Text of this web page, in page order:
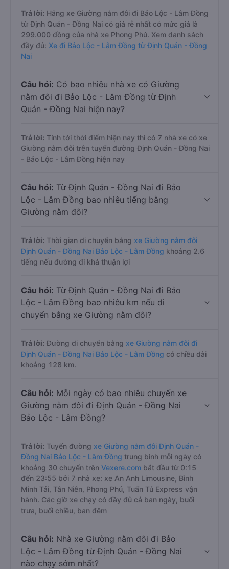
Trả lời: Hãng xe Giường nằm đôi đi Bảo Lộc - Lâm Đồng
từ Định Quán - Đồng Nai có giá rẻ nhất có mức giá là
299.000 đồng của nhà xe Phong Phú. Xem danh sách
đầy đủ: Xe đi Bảo Lộc - Lâm Đồng từ Định Quán - Đồng
Nai
Câu hỏi: Có bao nhiêu nhà xe có Giường
nằm đôi đi Bảo Lộc - Lâm Đồng từ Định
Quán - Đồng Nai hiện nay?
Trả lời: Tính tới thời điểm hiện nay thì có 7 nhà xe có xe
Giường nằm đôi trên tuyến đường Định Quán - Đồng Nai
- Bảo Lộc - Lâm Đồng hiện nay
Câu hỏi: Từ Định Quán - Đồng Nai đi Bảo
Lộc - Lâm Đồng bao nhiêu tiếng bằng
Giường nằm đôi?
Trả lời: Thời gian di chuyển bằng xe Giường nằm đôi
Định Quán - Đồng Nai Bảo Lộc - Lâm Đồng khoảng 2.6
tiếng nếu đường đi khá thuận lợi
Câu hỏi: Từ Định Quán - Đồng Nai đi Bảo
Lộc - Lâm Đồng bao nhiêu km nếu di
chuyển bằng xe Giường nằm đôi?
Trả lời: Đường di chuyển bằng xe Giường nằm đôi đi
Định Quán - Đồng Nai Bảo Lộc - Lâm Đồng có chiều dài
khoảng 128 km.
Câu hỏi: Mỗi ngày có bao nhiêu chuyến xe
Giường nằm đôi đi Định Quán - Đồng Nai
Bảo Lộc - Lâm Đồng?
Trả lời: Tuyến đường xe Giường nằm đôi Định Quán -
Đồng Nai Bảo Lộc - Lâm Đồng trung bình mỗi ngày có
khoảng 30 chuyến trên Vexere.com bắt đầu từ 0:15
đến 23:55 bởi 7 nhà xe: xe An Anh Limousine, Bình
Minh Tải, Tân Niên, Phong Phú, Tuấn Tú Express vận
hành. Các giờ xe chạy có đầy đủ cả ban ngày, buổi
trưa, buổi chiều, ban đêm
Câu hỏi: Nhà xe Giường nằm đôi đi Bảo
Lộc - Lâm Đồng từ Định Quán - Đồng Nai
nào chạy sớm nhất?